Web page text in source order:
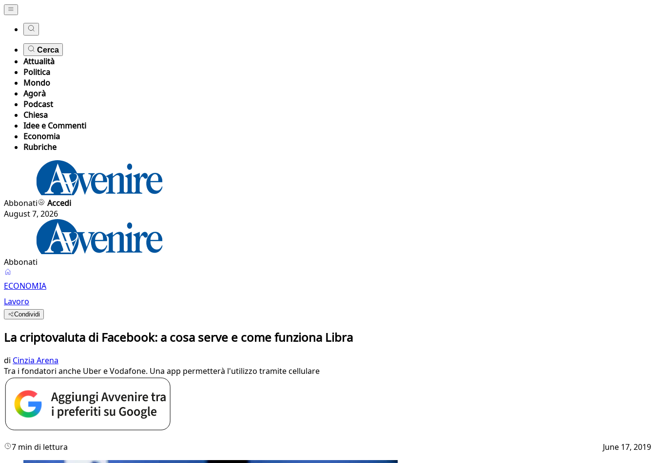
Cerca
Attualità
Politica
Mondo
Agorà
Podcast
Chiesa
Idee e Commenti
Economia
Rubriche
Abbonati
Accedi
August 7, 2026
Abbonati
ECONOMIA
Lavoro
Condividi
La criptovaluta di Facebook: a cosa serve e come funziona Libra
di Cinzia Arena
Tra i fondatori anche Uber e Vodafone. Una app permetterà l'utilizzo tramite cellulare
7 min di lettura June 17, 2019